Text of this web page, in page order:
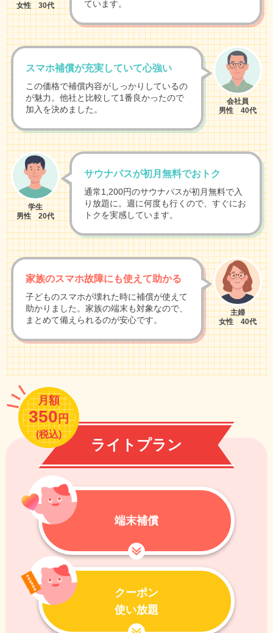
女性 30代
ています。
会社員
男性 40代
スマホ補償が充実していて心強い
この価格で補償内容がしっかりしているの
が魅力。他社と比較して1番良かったので
加入を決めました。
学生
男性 20代
サウナパスが初月無料でおトク
通常1,200円のサウナパスが初月無料で入
り放題に。週に何度も行くので、すぐにお
トクを実感しています。
主婦
女性 40代
家族のスマホ故障にも使えて助かる
子どものスマホが壊れた時に補償が使えて
助かりました。家族の端末も対象なので、
まとめて備えられるのが安心です。
月額
350円
(税込)
ライトプラン
端末補償
クーポン
使い放題